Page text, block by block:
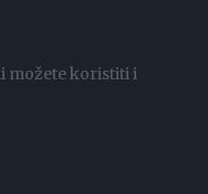
možete koristiti i